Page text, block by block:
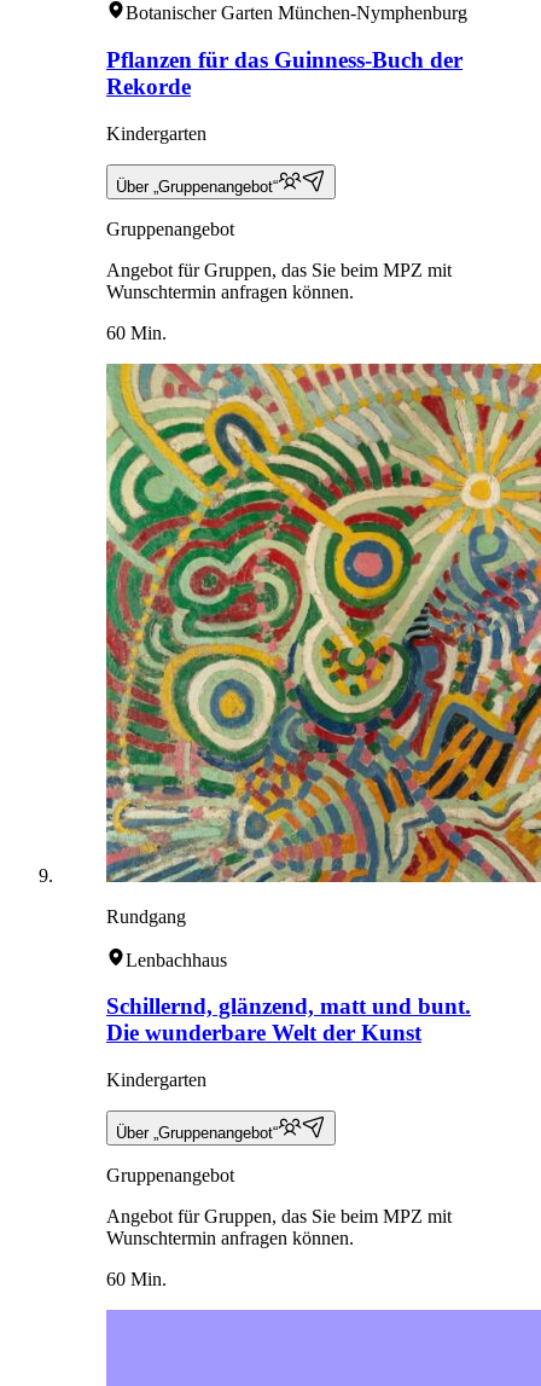
Botanischer Garten München-Nymphenburg
Pflanzen für das Guinness-Buch der
Rekorde
Kindergarten
Über „Gruppenangebot“
Gruppenangebot
Angebot für Gruppen, das Sie beim MPZ mit
Wunschtermin anfragen können.
60 Min.
Rundgang
Lenbachhaus
Schillernd, glänzend, matt und bunt.
Die wunderbare Welt der Kunst
Kindergarten
Über „Gruppenangebot“
Gruppenangebot
Angebot für Gruppen, das Sie beim MPZ mit
Wunschtermin anfragen können.
60 Min.